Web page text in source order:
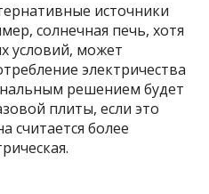
источники
солнечная печь, хотя
условий, может
электричества
решением будет
плиты, если это
считается более